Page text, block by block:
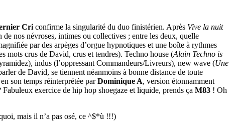
Cri confirme la singularité du duo finistérien. Après Vive la nuit
nos névroses, intimes ou collectives ; entre les deux, quelle
par des arpèges d’orgue hypnotiques et une boîte à rythmes
mots crus de David, crus et tendres). Techno house (Alain Techno is
indus (l’oppressant Commandeurs/Livreurs), new wave (Une
de David, se tiennent néanmoins à bonne distance de toute
son temps réinterprétée parDominique A, version étonnamment
Fabuleux exercice de hip hop shoegaze et liquide, prends ça M83 ! Oh
mais il n’a pas osé, ce ^$*ù !!!)